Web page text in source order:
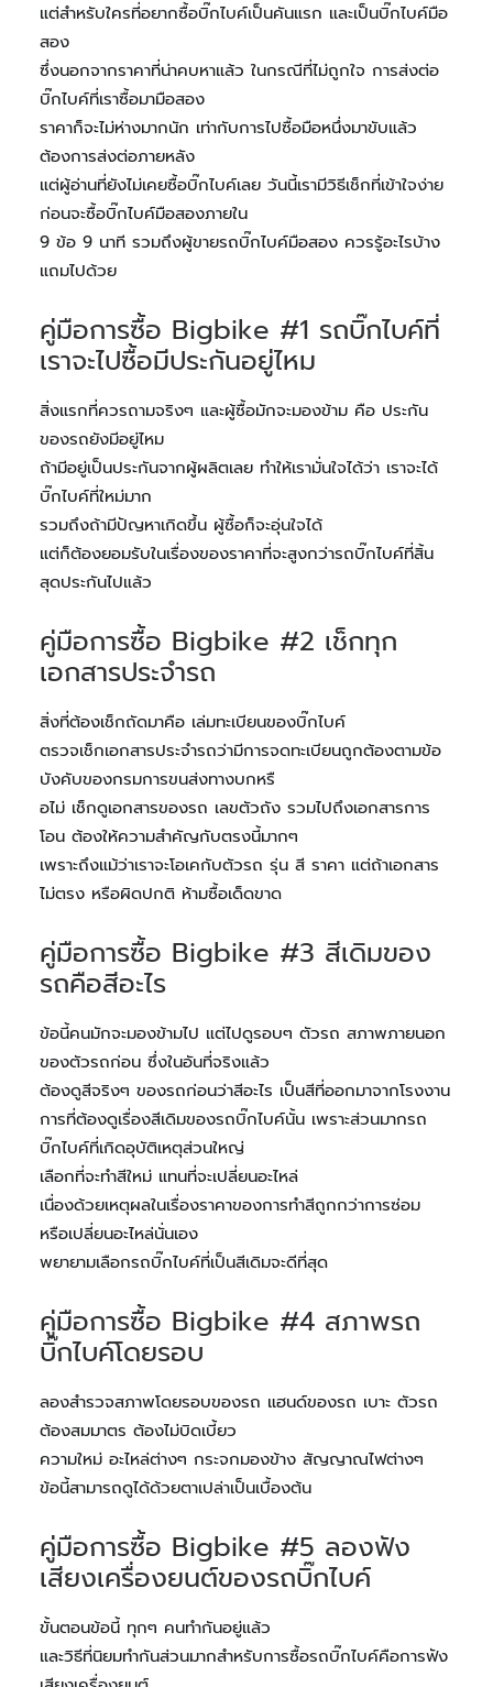
แต่สำหรับใครที่อยากซื้อบิ๊กไบค์เป็นคันแรก และเป็นบิ๊กไบค์มือ
สอง
ซึ่งนอกจากราคาที่น่าคบหาแล้ว ในกรณีที่ไม่ถูกใจ การส่งต่อ
บิ๊กไบค์ที่เราซื้อมามือสอง
ราคาก็จะไม่ห่างมากนัก เท่ากับการไปซื้อมือหนึ่งมาขับแล้ว
ต้องการส่งต่อภายหลัง
แต่ผู้อ่านที่ยังไม่เคยซื้อบิ๊กไบค์เลย วันนี้เรามีวิธีเช็กที่เข้าใจง่าย
ก่อนจะซื้อบิ๊กไบค์มือสองภายใน
9 ข้อ 9 นาที รวมถึงผู้ขายรถบิ๊กไบค์มือสอง ควรรู้อะไรบ้าง
แถมไปด้วย
คู่มือการซื้อ Bigbike #1 รถบิ๊กไบค์ที่
เราจะไปซื้อมีประกันอยู่ไหม
สิ่งแรกที่ควรถามจริงๆ และผู้ซื้อมักจะมองข้าม คือ ประกัน
ของรถยังมีอยู่ไหม
ถ้ามีอยู่เป็นประกันจากผู้ผลิตเลย ทำให้เรามั่นใจได้ว่า เราจะได้
บิ๊กไบค์ที่ใหม่มาก
รวมถึงถ้ามีปัญหาเกิดขึ้น ผู้ซื้อก็จะอุ่นใจได้
แต่ก็ต้องยอมรับในเรื่องของราคาที่จะสูงกว่ารถบิ๊กไบค์ที่สิ้น
สุดประกันไปแล้ว
คู่มือการซื้อ Bigbike #2 เช็กทุก
เอกสารประจำรถ
สิ่งที่ต้องเช็กถัดมาคือ เล่มทะเบียนของบิ๊กไบค์
ตรวจเช็กเอกสารประจำรถว่ามีการจดทะเบียนถูกต้องตามข้อ
บังคับของกรมการขนส่งทางบกหรื
อไม่ เช็กดูเอกสารของรถ เลขตัวถัง รวมไปถึงเอกสารการ
โอน ต้องให้ความสำคัญกับตรงนี้มากๆ
เพราะถึงแม้ว่าเราจะโอเคกับตัวรถ รุ่น สี ราคา แต่ถ้าเอกสาร
ไม่ตรง หรือผิดปกติ ห้ามซื้อเด็ดขาด
คู่มือการซื้อ Bigbike #3 สีเดิมของ
รถคือสีอะไร
ข้อนี้คนมักจะมองข้ามไป แต่ไปดูรอบๆ ตัวรถ สภาพภายนอก
ของตัวรถก่อน ซึ่งในอันที่จริงแล้ว
ต้องดูสีจริงๆ ของรถก่อนว่าสีอะไร เป็นสีที่ออกมาจากโรงงาน
การที่ต้องดูเรื่องสีเดิมของรถบิ๊กไบค์นั้น เพราะส่วนมากรถ
บิ๊กไบค์ที่เกิดอุบัติเหตุส่วนใหญ่
เลือกที่จะทำสีใหม่ แทนที่จะเปลี่ยนอะไหล่
เนื่องด้วยเหตุผลในเรื่องราคาของการทำสีถูกกว่าการซ่อม
หรือเปลี่ยนอะไหล่นั่นเอง
พยายามเลือกรถบิ๊กไบค์ที่เป็นสีเดิมจะดีที่สุด
คู่มือการซื้อ Bigbike #4 สภาพรถ
บิ๊กไบค์โดยรอบ
ลองสำรวจสภาพโดยรอบของรถ แฮนด์ของรถ เบาะ ตัวรถ
ต้องสมมาตร ต้องไม่บิดเบี้ยว
ความใหม่ อะไหล่ต่างๆ กระจกมองข้าง สัญญาณไฟต่างๆ
ข้อนี้สามารถดูได้ด้วยตาเปล่าเป็นเบื้องต้น
คู่มือการซื้อ Bigbike #5 ลองฟัง
เสียงเครื่องยนต์ของรถบิ๊กไบค์
ขั้นตอนข้อนี้ ทุกๆ คนทำกันอยู่แล้ว
และวิธีที่นิยมทำกันส่วนมากสำหรับการซื้อรถบิ๊กไบค์คือการฟัง